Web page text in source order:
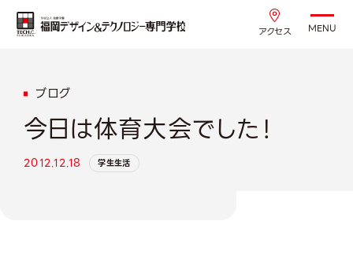
アクセス MENU
ブログ
今日は体育大会でした！
2012.12.18 学生生活